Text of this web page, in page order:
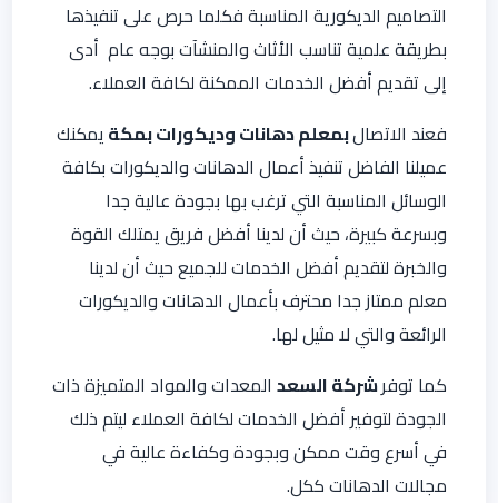
التصاميم الديكورية المناسبة فكلما حرص على تنفيذها
بطريقة علمية تناسب الأثاث والمنشآت بوجه عام أدى
إلى تقديم أفضل الخدمات الممكنة لكافة العملاء.
فعند الاتصالبمعلم دهانات وديكورات بمكة يمكنك
عميلنا الفاضل تنفيذ أعمال الدهانات والديكورات بكافة
الوسائل المناسبة التي ترغب بها بجودة عالية جدا
وبسرعة كبيرة، حيث أن لدينا أفضل فريق يمتلك القوة
والخبرة لتقديم أفضل الخدمات للجميع حيث أن لدينا
معلم ممتاز جدا محترف بأعمال الدهانات والديكورات
الرائعة والتي لا مثيل لها.
كما توفرشركة السعد المعدات والمواد المتميزة ذات
الجودة لتوفير أفضل الخدمات لكافة العملاء ليتم ذلك
في أسرع وقت ممكن وبجودة وكفاءة عالية في
مجالات الدهانات ككل.